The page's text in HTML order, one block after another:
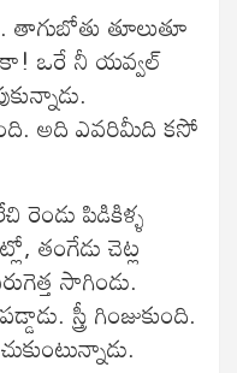
తూలుతూ
ఒరే నీ యవ్వల్
అది ఎవరిమీది కసో
రెండు పిడికిళ్ళ
తంగేడు చెట్ల
సాగిండు.
స్త్రీ గింజుకుంది.